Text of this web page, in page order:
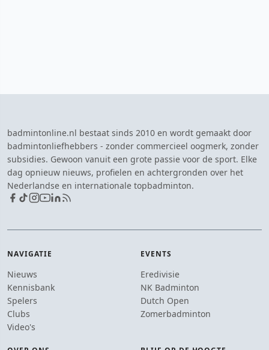
badmintonline.nl bestaat sinds 2010 en wordt gemaakt door
badmintonliefhebbers - zonder commercieel oogmerk, zonder
subsidies. Gewoon vanuit een grote passie voor de sport. Elke
dag opnieuw nieuws, profielen en achtergronden over het
Nederlandse en internationale topbadminton.
NAVIGATIE
Nieuws
Kennisbank
Spelers
Clubs
Video's
EVENTS
Eredivisie
NK Badminton
Dutch Open
Zomerbadminton